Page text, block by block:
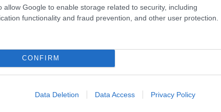
allow Google to enable storage related to security, including
functionality and fraud prevention, and other user protection.
CONFIRM
Data Deletion Data Access Privacy Policy
– A díjat átvette: Plósz Csilla Margit intézményvezető és
a Jászapátin működő Rácz Aladár Zeneiskola
:
matematika-fizika-informatika szakos tanára
Alapfokú Művészeti Iskola igazgatója